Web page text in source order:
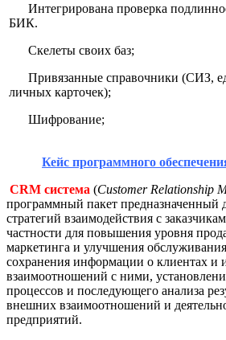
Интегрирована проверка
БИК.
Скелеты своих баз;
Привязанные справочники (СИЗ,
личных карточек);
Шифрование;
Кейс программного
CRM система (Customer Relationship
программный пакет предназначенный
стратегий взаимодействия с
частности для повышения уровня
маркетинга и улучшения
сохранения информации о клиентах и
взаимоотношений с ними,
процессов и последующего анализа
внешних взаимоотношений и
предприятий.